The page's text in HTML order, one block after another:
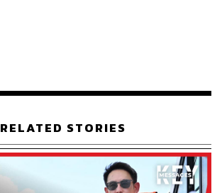
RELATED STORIES